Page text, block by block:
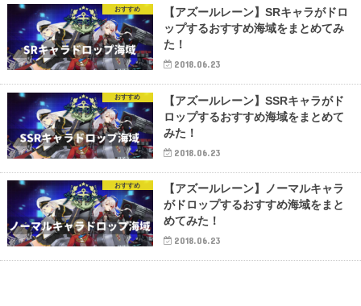
おすすめ
【アズールレーン】SRキャラがドロ
ップするおすすめ海域をまとめてみ
た！
2018.06.23
おすすめ
【アズールレーン】SSRキャラがド
ロップするおすすめ海域をまとめて
みた！
2018.06.23
おすすめ
【アズールレーン】ノーマルキャラ
がドロップするおすすめ海域をまと
めてみた！
2018.06.23